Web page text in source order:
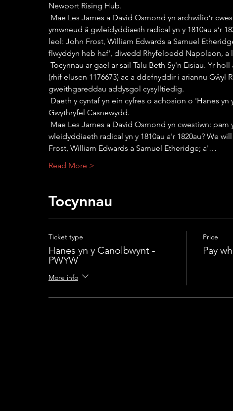
Newport Rising Hub.
ymwneud â gwleidyddiaeth radical yn y 1810au a’r
leol: John Frost, William Edwards a Samuel
flwyddyn heb haf', diwedd Rhyfeloedd Napoleon, a
(rhif elusen 1176673) ac a ddefnyddir i ariannu Gŵyl
gweithgareddau addysgol cysylltiedig.
Gwythryfel Casnewydd.
wleidyddiaeth radical yn y 1810au a'r 1820au? We
Frost, William Edwards a Samuel Etheridge; a'…
Read More >
Tocynnau
Ticket type
Hanes yn y Canolbwynt -
PWYW
More info
Price
Pay